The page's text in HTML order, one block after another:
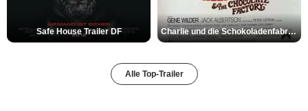
Safe House Trailer DF Charlie und die Schokoladenfabrik Trailer OV
Alle Top-Trailer